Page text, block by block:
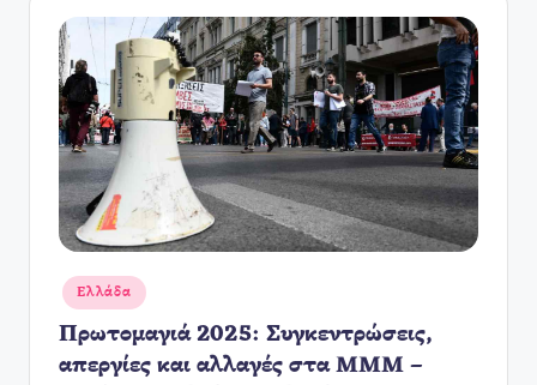
Αναρτήθηκε
σε
Ελλάδα
Πρωτομαγιά 2025: Συγκεντρώσεις,
απεργίες και αλλαγές στα ΜΜΜ –